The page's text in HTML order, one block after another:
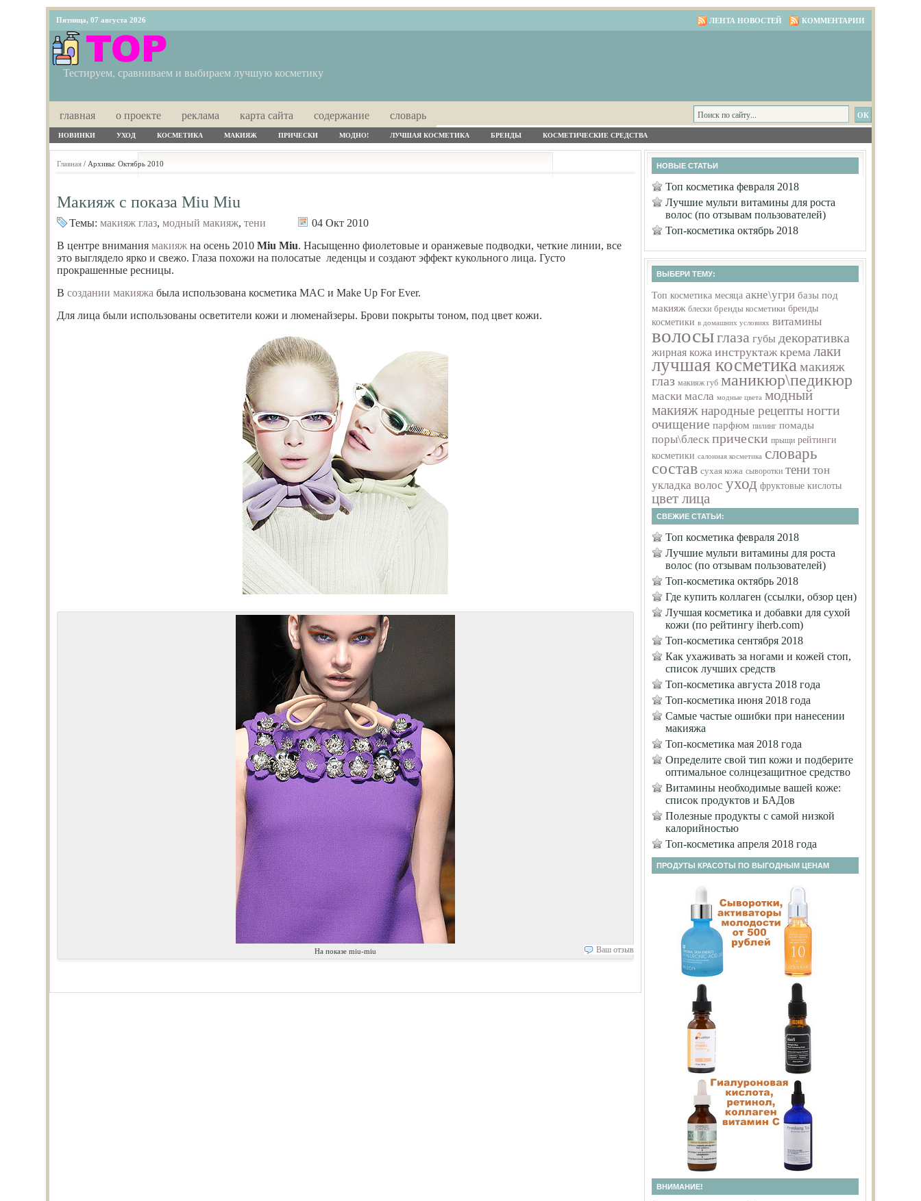
Пятница, 07 августа 2026 ЛЕНТА НОВОСТЕЙ КОММЕНТАРИИ
Тестируем, сравниваем и выбираем лучшую косметику
главная о проекте реклама карта сайта содержание словарь
НОВИНКИ УХОД КОСМЕТИКА МАКИЯЖ ПРИЧЕСКИ МОДНО! ЛУЧШАЯ КОСМЕТИКА БРЕНДЫ КОСМЕТИЧЕСКИЕ СРЕДСТВА
Главная / Архивы: Октябрь 2010
Макияж с показа Miu Miu
Темы: макияж глаз, модный макияж, тени
04 Окт 2010
В центре внимания макияж на осень 2010 Miu Miu. Насыщенно фиолетовые и оранжевые подводки, четкие линии, все
это выглядело ярко и свежо. Глаза похожи на полосатые леденцы и создают эффект кукольного лица. Густо
прокрашенные ресницы.
В создании макияжа была использована косметика MAC и Make Up For Ever.
Для лица были использованы осветители кожи и люменайзеры. Брови покрыты тоном, под цвет кожи.
На показе miu-miu Ваш отзыв
НОВЫЕ СТАТЬИ
Топ косметика февраля 2018
Лучшие мульти витамины для роста
волос (по отзывам пользователей)
Топ-косметика октябрь 2018
ВЫБЕРИ ТЕМУ:
Топ косметика месяца акне\угри базы под
макияж блески бренды косметики бренды
косметики в домашних условиях витамины
волосыглаза губы декоративка
жирная кожа инструктаж крема лаки
лучшая косметикамакияж
глаз макияж губ маникюр\педикюр
маски масла модные цвета модный
макияж народные рецепты ногти
очищение парфюм пилинг помады
поры\блеск прически прыщи рейтинги
косметики салонная косметика словарь
состав сухая кожа сыворотки тени тон
укладка волос уход фруктовые кислоты
цвет лица
СВЕЖИЕ СТАТЬИ:
Топ косметика февраля 2018
Лучшие мульти витамины для роста
волос (по отзывам пользователей)
Топ-косметика октябрь 2018
Где купить коллаген (ссылки, обзор цен)
Лучшая косметика и добавки для сухой
кожи (по рейтингу iherb.com)
Топ-косметика сентября 2018
Как ухаживать за ногами и кожей стоп,
список лучших средств
Топ-косметика августа 2018 года
Топ-косметика июня 2018 года
Самые частые ошибки при нанесении
макияжа
Топ-косметика мая 2018 года
Определите свой тип кожи и подберите
оптимальное солнцезащитное средство
Витамины необходимые вашей коже:
список продуктов и БАДов
Полезные продукты с самой низкой
калорийностью
Топ-косметика апреля 2018 года
ПРОДУТЫ КРАСОТЫ ПО ВЫГОДНЫМ ЦЕНАМ
ВНИМАНИЕ!